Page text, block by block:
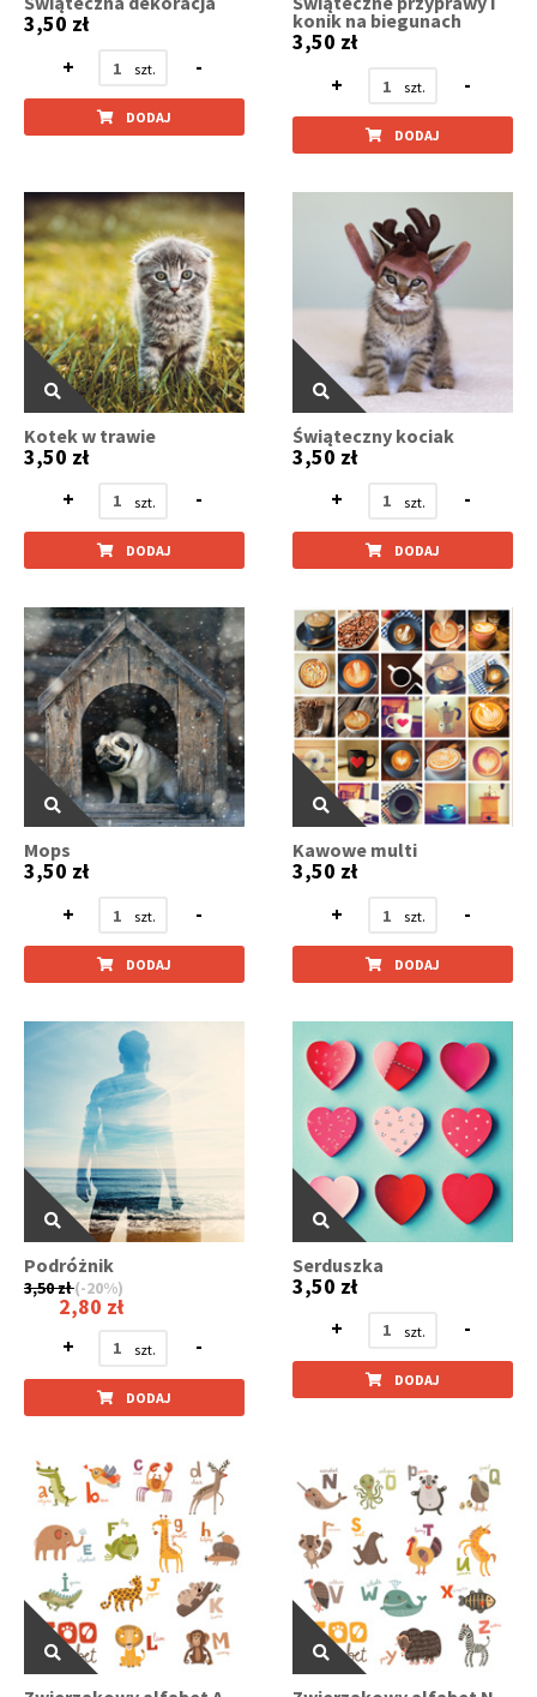
3,50 zł
+
-
DODAJ
konik na biegunach
3,50 zł
+
-
DODAJ
Kotek w trawie
3,50 zł
+
-
DODAJ
Świąteczny kociak
3,50 zł
+
-
DODAJ
Mops
3,50 zł
+
-
DODAJ
Kawowe multi
3,50 zł
+
-
DODAJ
Podróżnik
3,50 zł (-20%)
2,80 zł
+
-
DODAJ
Serduszka
3,50 zł
+
-
DODAJ